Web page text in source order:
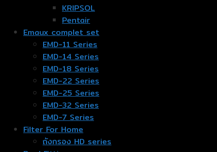
KRIPSOL
Pentair
Emaux complet set
EMD-11 Series
EMD-14 Series
EMD-18 Series
EMD-22 Series
EMD-25 Series
EMD-32 Series
EMD-7 Series
Filter For Home
ถังกรอง HD series